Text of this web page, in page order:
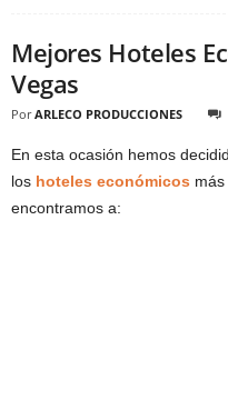
Mejores Hoteles
Vegas
Por ARLECO PRODUCCIONES
En esta ocasión hemos
los hoteles económicos
encontramos a: